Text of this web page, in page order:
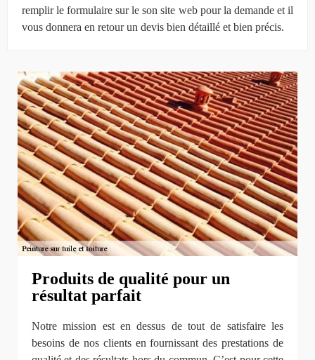
remplir le formulaire sur le son site web pour la demande et il
vous donnera en retour un devis bien détaillé et bien précis.
Produits de qualité pour un
résultat parfait
Notre mission est en dessus de tout de satisfaire les
besoins de nos clients en fournissant des prestations de